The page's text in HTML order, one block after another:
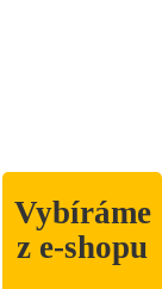
Vybíráme
z e-shopu